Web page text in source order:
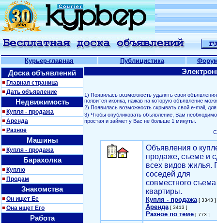
Курьер-главная Публицистика
Доска объявлений
Главная страница
Дать объявление
Недвижимость
Купля - продажа
Аренда
Разное
Машины
Купля - продажа
Барахолка
Куплю
Продам
Знакомства
Он ищет Ее
Она ищет Его
Работа
1) Появилась возможность удалять свои
появится иконка, нажав на которую объявление
2) Появилась возможность скрывать свой е-mail,
3) Чтобы опубликовать объявление, Вам
простая и займет у Вас не больше 1 минуты.
Объявления о
продаже, съеме и
всех видов жилья.
соседей для
совместного съема
квартиры.
Купля - продажа[ 3343 ]
Аренда[ 3413 ]
Разное по теме[ 773 ]